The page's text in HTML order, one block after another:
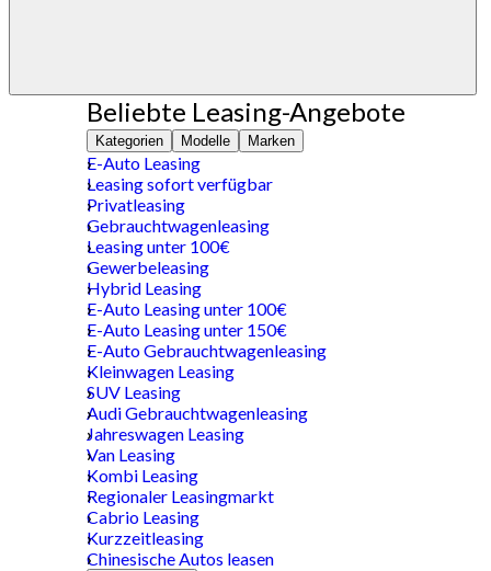
Beliebte Leasing-Angebote
Kategorien Modelle Marken
E-Auto Leasing
Leasing sofort verfügbar
Privatleasing
Gebrauchtwagenleasing
Leasing unter 100€
Gewerbeleasing
Hybrid Leasing
E-Auto Leasing unter 100€
E-Auto Leasing unter 150€
E-Auto Gebrauchtwagenleasing
Kleinwagen Leasing
SUV Leasing
Audi Gebrauchtwagenleasing
Jahreswagen Leasing
Van Leasing
Kombi Leasing
Regionaler Leasingmarkt
Cabrio Leasing
Kurzzeitleasing
Chinesische Autos leasen